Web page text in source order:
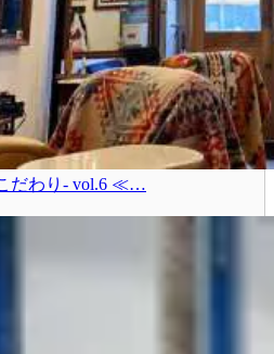
だわり- vol.6 ≪…